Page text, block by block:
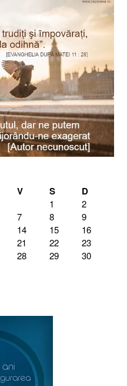
V S D
1
2
7 8
9
14 15
16
21 22
23
28 29
30